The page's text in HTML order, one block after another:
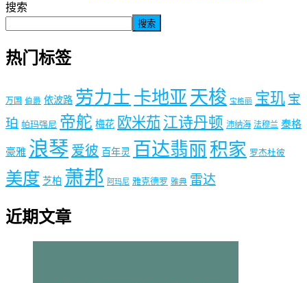
搜索
搜索
热门标签
万国 伯爵 依波路 劳力士 卡地亚 天梭 宝格丽 宝玑 宝
珀 帕玛强尼 帝舵 梅花 欧米茄 江诗丹顿 沛纳海 法穆兰 泰格
豪雅 浪琴 爱彼 百年灵 百达翡丽 积家 罗杰杜彼
美度 芝柏 萧邦 阿玛尼 雅克德罗 雅典 雷达
近期文章